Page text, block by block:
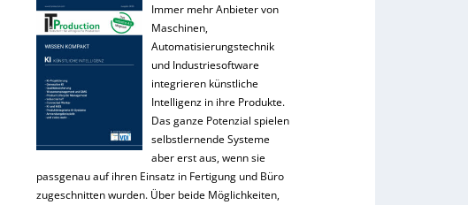
Immer mehr Anbieter von
Maschinen,
Automatisierungstechnik
und Industriesoftware
integrieren künstliche
Intelligenz in ihre Produkte.
Das ganze Potenzial spielen
selbstlernende Systeme
aber erst aus, wenn sie
passgenau auf ihren Einsatz in Fertigung und Büro
zugeschnitten wurden. Über beide Möglichkeiten,